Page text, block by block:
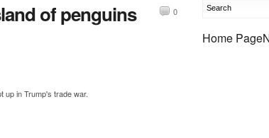
of penguins
0
up in Trump's trade war.
Home